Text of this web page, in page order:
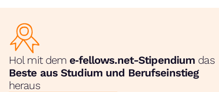
Hol mit dem e‑fellows.net-Stipendium das
Beste aus Studium und Berufseinstieg
heraus